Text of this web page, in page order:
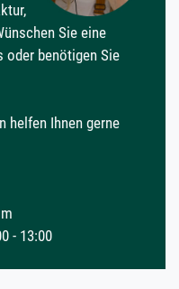
Sie eine
oder benötigen Sie
helfen Ihnen gerne
- 13:00